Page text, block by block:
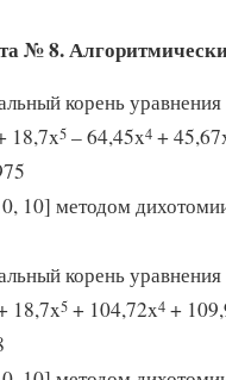
№ 8.
корень уравнения
18,7x5 – 64,45x4 +
10] методом
корень уравнения
18,7x5 + 104,72x4 +